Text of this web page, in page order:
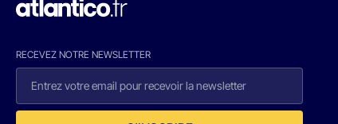
RECEVEZ NOTRE NEWSLETTER